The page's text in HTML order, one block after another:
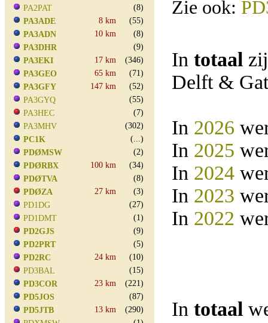
PA2PAT
(8)
PA3ADE
8 km
(55)
PA3ADN
10 km
(8)
PA3DHR
(9)
PA3EKI
17 km
(346)
PA3GEO
65 km
(71)
PA3GFY
147 km
(52)
PA3GYQ
(55)
PA3HEC
(7)
PA3MHV
(302)
PC1K
(...)
PDØMSW
(2)
PDØRBX
100 km
(34)
PDØTVA
(8)
PDØZA
27 km
(3)
PD1DG
(27)
PD1DMT
(1)
PD2GJS
(9)
PD2PRT
(5)
PD2RC
24 km
(10)
PD3BAL
(15)
PD3COR
23 km
(221)
PD5JOS
(87)
PD5JTB
13 km
(290)
Zie ook:
In totaal
Delft &
In 2026
In 2025
In 2024
In 2023
In 2022
In totaal